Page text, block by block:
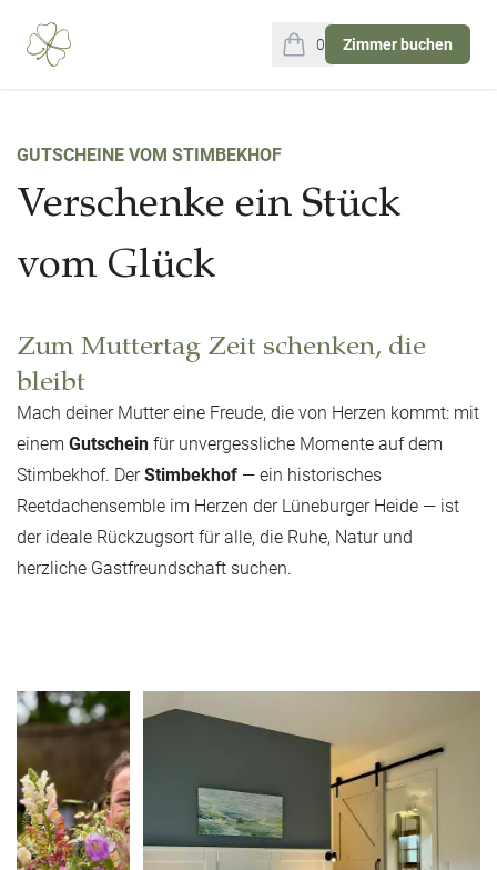
0
items in cart, view bag
Zimmer buchen
GUTSCHEINE VOM STIMBEKHOF
Verschenke ein Stück
vom Glück
Zum Muttertag Zeit schenken, die
bleibt
Mach deiner Mutter eine Freude, die von Herzen kommt: mit
einem Gutschein für unvergessliche Momente auf dem
Stimbekhof. DerStimbekhof — ein historisches
Reetdachensemble im Herzen der Lüneburger Heide — ist
der ideale Rückzugsort für alle, die Ruhe, Natur und
herzliche Gastfreundschaft suchen.